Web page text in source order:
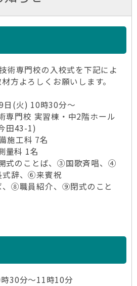
術専門校の入校式を下記によ
方よろしくお願いします。
日(火) 10時30分～
専門校 実習棟・中2階ホール
田43-1)
施工科 7名
量科 1名
式のことば、③国歌斉唱、④
辞、⑥来賓祝
⑧職員紹介、⑨閉式のこと
30分～11時10分